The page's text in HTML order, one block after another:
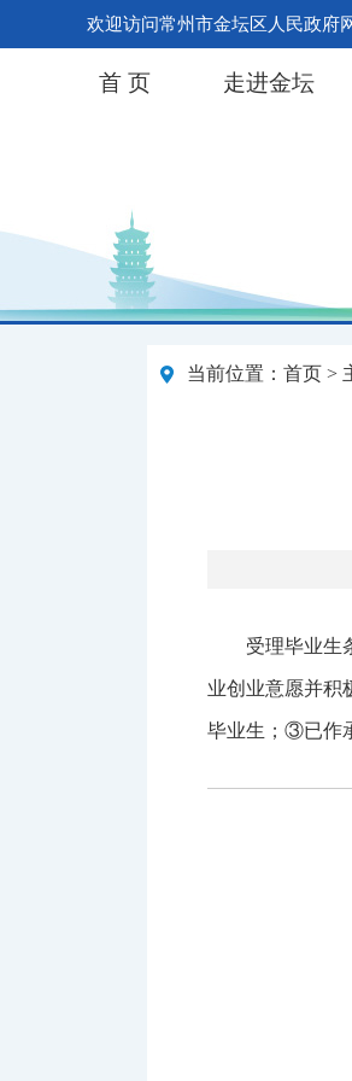
欢迎访问常州市金坛区人民政府
首 页 走进金坛
当前位置： 首页 >
受理毕业生
业创业意愿并积
毕业生；③已作